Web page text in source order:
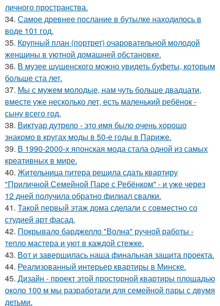
личного пространства.
34. Самое древнее послание в бутылке находилось в
воде 101 год.
35. Крупный план (портрет) очаровательной молодой
женщины в уютной домашней обстановке.
36. В музее шушенского можно увидеть буфеты, которым
больше ста лет.
37. Мы с мужем молодые, нам чуть больше двадцати,
вместе уже несколько лет, есть маленький ребёнок -
сыну всего год.
38. Виктуар дутрело - это имя было очень хорошо
знакомо в кругах моды в 50-е годы в Париже.
39. В 1990-2000-х японская мода стала одной из самых
креативных в мире.
40. Жительница питера решила сдать квартиру
"Приличной Семейной Паре с Ребёнком" - и уже через
12 дней получила обратно филиал свалки.
41. Такой первый этаж дома сделали с совместно со
студией арт фасад.
42. Покрывало барджелло "Волна" ручной работы -
тепло мастера и уют в каждой стежке.
43. Вот и завершилась наша финальная защита проекта.
44. Реализованный интерьер квартиры в Минске.
45. Дизайн - проект этой просторной квартиры площадью
около 100 м мы разработали для семейной пары с двумя
детьми.